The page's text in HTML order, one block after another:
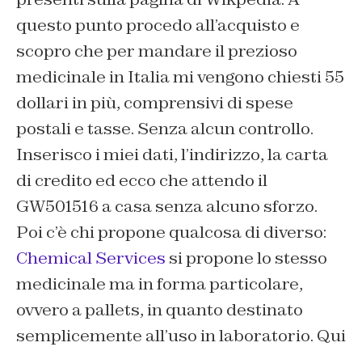
questo punto procedo all’acquisto e
scopro che per mandare il prezioso
medicinale in Italia mi vengono chiesti 55
dollari in più, comprensivi di spese
postali e tasse. Senza alcun controllo.
Inserisco i miei dati, l’indirizzo, la carta
di credito ed ecco che attendo il
GW501516 a casa senza alcuno sforzo.
Poi c’è chi propone qualcosa di diverso:
Chemical Services si propone lo stesso
medicinale ma in forma particolare,
ovvero a pallets, in quanto destinato
semplicemente all’uso in laboratorio. Qui